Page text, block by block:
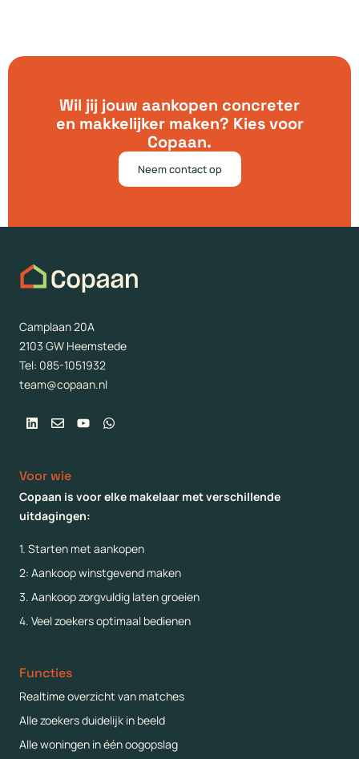
Wil jij jouw aankopen concreter
en makkelijker maken? Kies voor
Copaan.
Neem contact op
Camplaan 20A
2103 GW Heemstede
Tel: 085-1051932
team@copaan.nl
LinkedinEnvelope
YoutubeWhatsapp
Voor wie
Copaan is voor elke makelaar met verschillende
uitdagingen:
1. Starten met aankopen
2: Aankoop winstgevend maken
3. Aankoop zorgvuldig laten groeien
4. Veel zoekers optimaal bedienen
Functies
Realtime overzicht van matches
Alle zoekers duidelijk in beeld
Alle woningen in één oogopslag